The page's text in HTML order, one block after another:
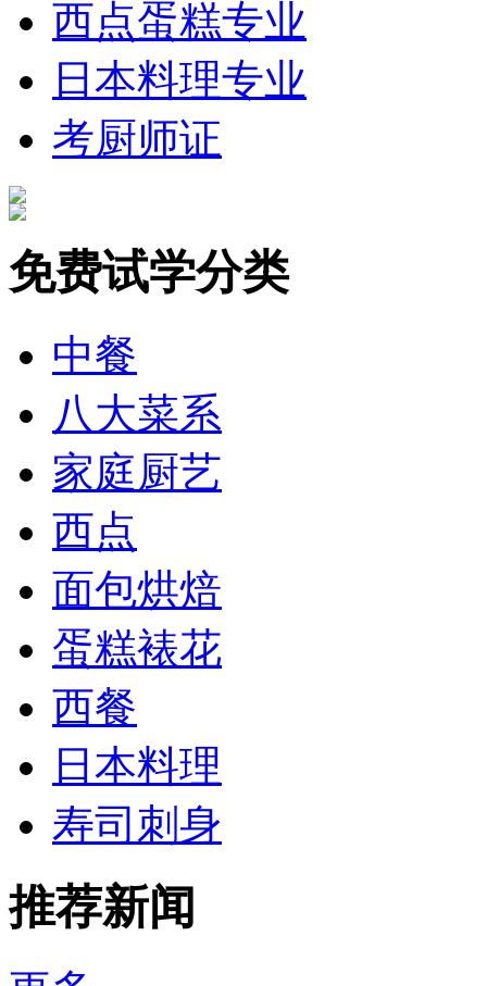
西点蛋糕专业
日本料理专业
考厨师证
免费试学分类
中餐
八大菜系
家庭厨艺
西点
面包烘焙
蛋糕裱花
西餐
日本料理
寿司刺身
推荐新闻